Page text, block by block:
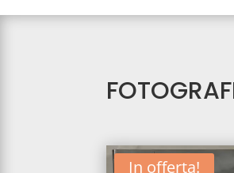
In offerta!